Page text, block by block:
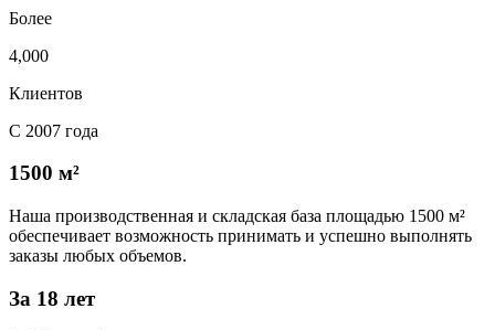
Более
4,000
Клиентов
С 2007 года
1500 м²
Наша производственная и складская база площадью 1500 м²
обеспечивает возможность принимать и успешно выполнять
заказы любых объемов.
За 18 лет